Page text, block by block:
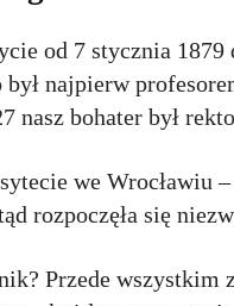
od 7 stycznia
najpierw
nasz bohater był
we Wrocławiu
rozpoczęła się
Przede wszystkim